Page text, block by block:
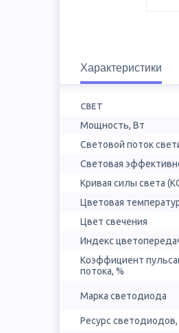
Характеристики
СВЕТ
Мощность, Вт
Световой поток
Световая
Кривая силы света
Цветовая
Цвет свечения
Индекс
Коэффициент
потока, %
Марка светодиода
Ресурс светодиодов,